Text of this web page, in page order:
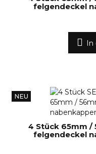
felgendeckel
In
NEU
4 Stück 65mm /
felgendeckel